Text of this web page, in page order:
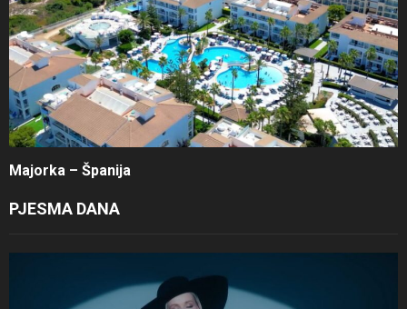
Majorka – Španija
PJESMA DANA